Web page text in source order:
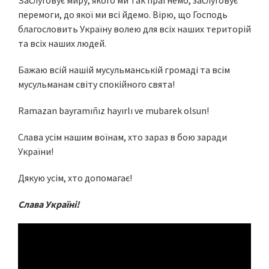
перемоги, до якої ми всі йдемо. Вірю, що Господь
благословить Україну волею для всіх наших територій
та всіх наших людей.
Бажаю всій нашій мусульманській громаді та всім
мусульманам світу спокійного свята!
Ramazan bayramıñız hayırlı ve mubarek olsun!
Слава усім нашим воїнам, хто зараз в бою заради
України!
Дякую усім, хто допомагає!
Слава Україні!